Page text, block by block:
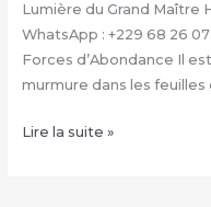
Lumière du Grand Maître
WhatsApp : +229 68 26
Forces d’Abondance Il
murmure dans les
La
Lire la suite »